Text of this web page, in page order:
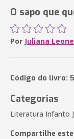
O sapo que
Por Juliana
Código do livro:
Categorias
Literatura Infanto
Compartilhe